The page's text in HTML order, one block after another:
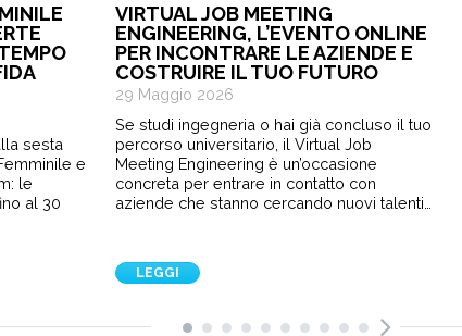
sesta
e
le
al 30
VIRTUAL JOB MEETING
ENGINEERING, L’EVENTO ONLINE
PER INCONTRARE LE AZIENDE E
COSTRUIRE IL TUO FUTURO
29 Maggio 2026
Se studi ingegneria o hai già concluso il tuo
percorso universitario, il Virtual Job
Meeting Engineering è un’occasione
concreta per entrare in contatto con
aziende che stanno cercando nuovi talenti…
LEGGI